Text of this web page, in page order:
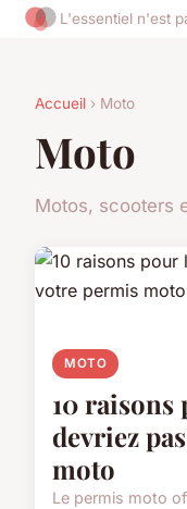
L'essentiel n'est
Accueil › Moto
Moto
Motos, scooters
MOTO
10 raisons
devriez
moto
Le permis moto